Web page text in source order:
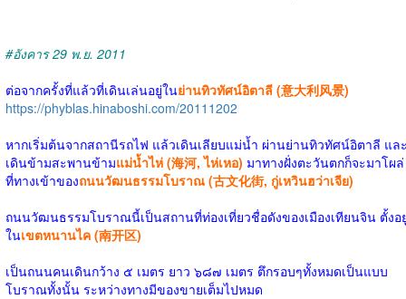
#อังคาร 29 พ.ย. 2011
ต่อจากครั้งที่แล้วที่เดินเล่นอยู่ในย่านทิวทัศน์อิตาลี (意大利风景)
https://phyblas.hinaboshi.com/20111202
หากเริ่มต้นจากสถานีรถไฟ แล้วเดินเลียบแม่น้ำ ผ่านย่านทิวทัศน์อิตาลี แล
เดินข้ามสะพานข้ามแม่น้ำไห่ (海河, ไห่เหอ) มาทางฝั่งตะวันตกก็จะมาโผล่
ที่ทางเข้าของถนนวัฒนธรรมโบราณ (古文化街, กู่เหวินฮว่าเจีย)
ถนนวัฒนธรรมโบราณนี้เป็นสถานที่ท่องเที่ยวชื่อดังของเมืองเทียนจิน ตั้งอ
ในเขตหนานไค (南开区)
เป็นถนนคนเดินกว้าง ๕ เมตร ยาว ๖๘๗ เมตร ตึกรอบๆทั้งหมดเป็นแบบ
โบราณทั้งนั้น ระหว่างทางมีของขายเต็มไปหมด